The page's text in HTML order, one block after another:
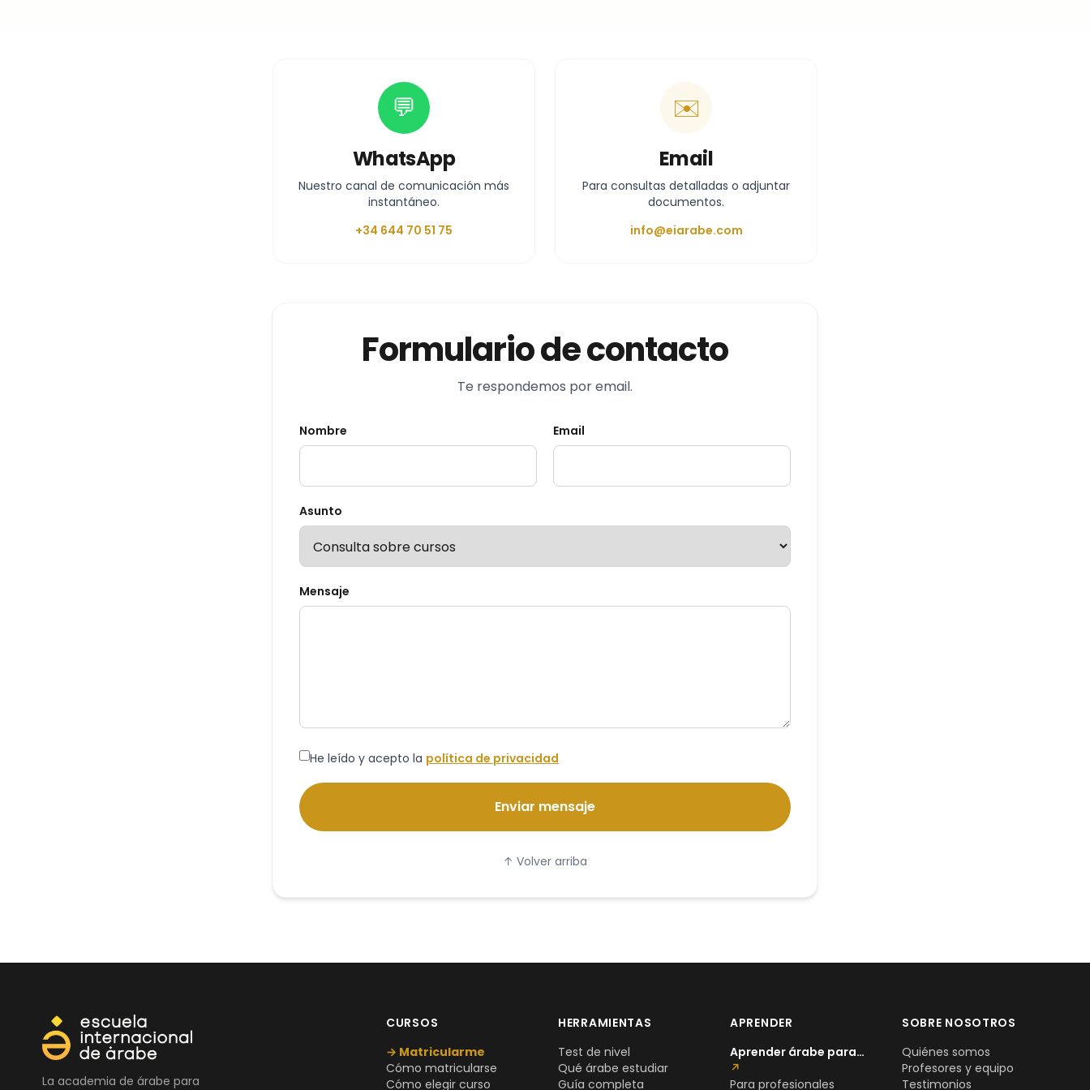
💬
WhatsApp
Nuestro canal de comunicación más
instantáneo.
+34 644 70 51 75
✉️
Email
Para consultas detalladas o adjuntar
documentos.
info@eiarabe.com
Formulario de contacto
Te respondemos por email.
Nombre Email
Asunto
Mensaje
He leído y acepto la política de privacidad
Enviar mensaje
↑ Volver arriba
La academia de árabe para
CURSOS
→ Matricularme
Cómo matricularse
Cómo elegir curso
HERRAMIENTAS
Test de nivel
Qué árabe estudiar
Guía completa
APRENDER
Aprender árabe para…
↗
Para profesionales
SOBRE NOSOTROS
Quiénes somos
Profesores y equipo
Testimonios